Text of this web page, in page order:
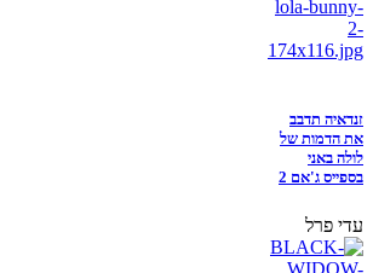
זנדאיה תדבב
את הדמות של
לולה באני
בספייס ג'אם 2
עדי פרל